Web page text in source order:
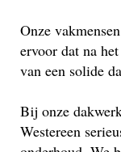
Onze
ervoor dat na
van een solide
Bij onze
Westereen